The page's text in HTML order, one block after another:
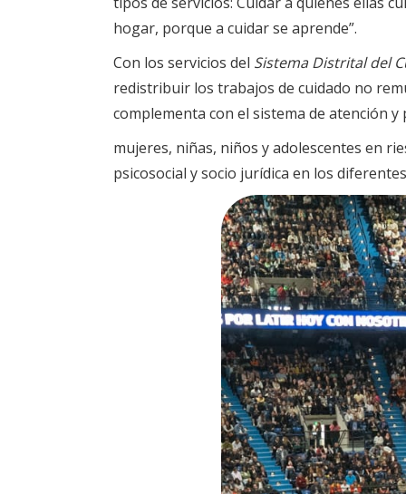
hogar, porque a cuidar se aprende”.
Con los servicios del Sistema Distrital del
redistribuir los trabajos de cuidado no
complementa con el sistema de atención
mujeres, niñas, niños y adolescentes en
psicosocial y socio jurídica en los